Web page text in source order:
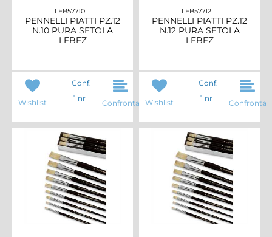
LEB57710
PENNELLI PIATTI PZ.12
N.10 PURA SETOLA
LEBEZ
Wishlist
Conf.
1 nr
Confronta
LEB57712
PENNELLI PIATTI PZ.12
N.12 PURA SETOLA
LEBEZ
Wishlist
Conf.
1 nr
Confronta